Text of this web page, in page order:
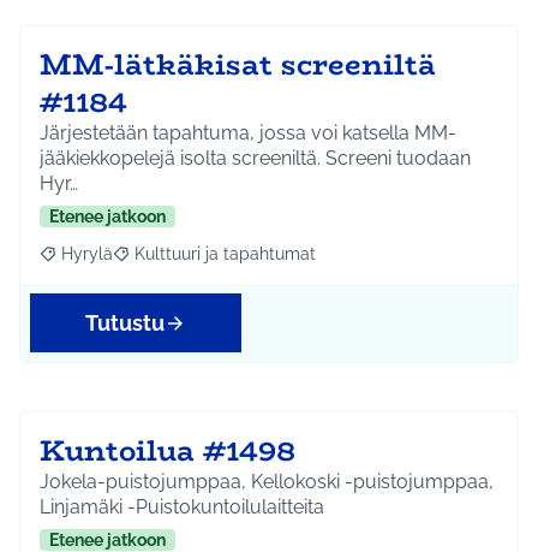
MM-lätkäkisat screeniltä
#1184
Järjestetään tapahtuma, jossa voi katsella MM-
jääkiekkopelejä isolta screeniltä. Screeni tuodaan
Hyr…
Etenee jatkoon
Rajaa tulokset aihepiirin mukaan: Hyrylä
Hyrylä Rajaa tulokset teeman mukaan: Kulttuuri ja
Kulttuuri ja tapahtumat
Tutustu
Kuntoilua #1498
Jokela-puistojumppaa, Kellokoski -puistojumppaa,
Linjamäki -Puistokuntoilulaitteita
Etenee jatkoon